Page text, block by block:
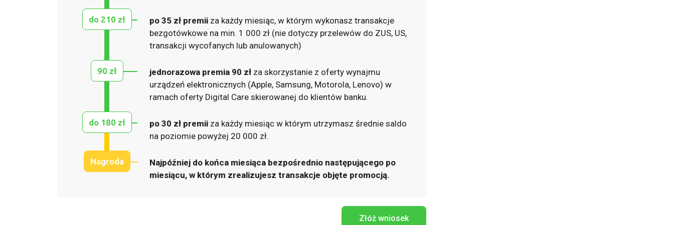
do 210 zł po 35 zł premii za każdy miesiąc, w którym wykonasz transakcje
bezgotówkowe na min. 1 000 zł (nie dotyczy przelewów do ZUS, US,
transakcji wycofanych lub anulowanych)
90 zł jednorazowa premia 90 zł za skorzystanie z oferty wynajmu
urządzeń elektronicznych (Apple, Samsung, Motorola, Lenovo) w
ramach oferty Digital Care skierowanej do klientów banku.
do 180 zł po 30 zł premii za każdy miesiąc w którym utrzymasz średnie saldo
na poziomie powyżej 20 000 zł.
Nagroda
Najpóźniej do końca miesiąca bezpośrednio następującego po
miesiącu, w którym zrealizujesz transakcje objęte promocją.
Złóż wniosek